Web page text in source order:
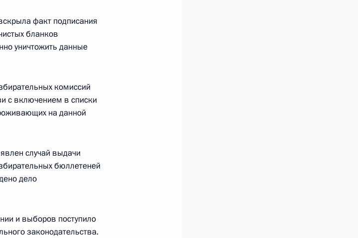
факт подписания
бланков
уничтожить данные
комиссий
с включением в списки
на данной
случай выдачи
бюллетеней
дело
и выборов поступило
законодательства.